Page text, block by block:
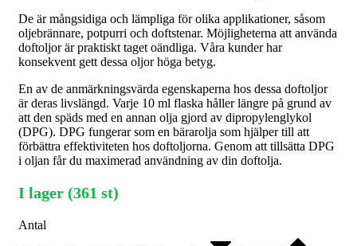
De är mångsidiga och lämpliga för olika applikationer, såsom
oljebrännare, potpurri och doftstenar. Möjligheterna att använda
doftoljor är praktiskt taget oändliga. Våra kunder har
konsekvent gett dessa oljor höga betyg.
En av de anmärkningsvärda egenskaperna hos dessa doftoljor
är deras livslängd. Varje 10 ml flaska håller längre på grund av
att den späds med en annan olja gjord av dipropylenglykol
(DPG). DPG fungerar som en bärarolja som hjälper till att
förbättra effektiviteten hos doftoljorna. Genom att tillsätta DPG
i oljan får du maximerad användning av din doftolja.
I lager (361 st)
Antal